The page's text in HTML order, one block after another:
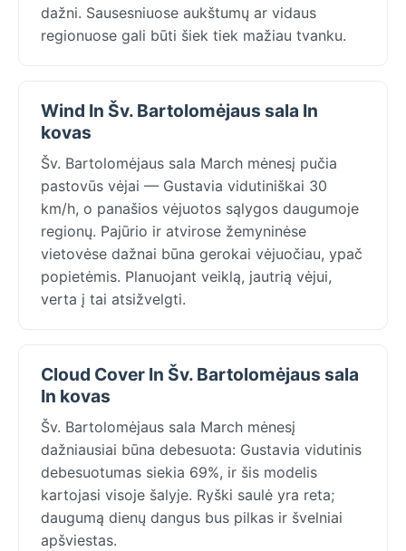
dažni. Sausesniuose aukštumų ar vidaus
regionuose gali būti šiek tiek mažiau tvanku.
Wind In Šv. Bartolomėjaus sala In
kovas
Šv. Bartolomėjaus sala March mėnesį pučia
pastovūs vėjai — Gustavia vidutiniškai 30
km/h, o panašios vėjuotos sąlygos daugumoje
regionų. Pajūrio ir atvirose žemyninėse
vietovėse dažnai būna gerokai vėjuočiau, ypač
popietėmis. Planuojant veiklą, jautrią vėjui,
verta į tai atsižvelgti.
Cloud Cover In Šv. Bartolomėjaus sala
In kovas
Šv. Bartolomėjaus sala March mėnesį
dažniausiai būna debesuota: Gustavia vidutinis
debesuotumas siekia 69%, ir šis modelis
kartojasi visoje šalyje. Ryški saulė yra reta;
daugumą dienų dangus bus pilkas ir švelniai
apšviestas.